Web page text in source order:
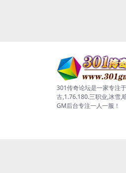
301传奇论坛是一家专注
古,1.76.180.三职业,冰雪,
GM后台专注一人一服！